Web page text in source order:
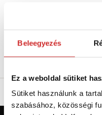
Beleegyezés
Ez a weboldal sütiket
Sütiket használunk a
szabásához, közösségi
Raktáron 78 db